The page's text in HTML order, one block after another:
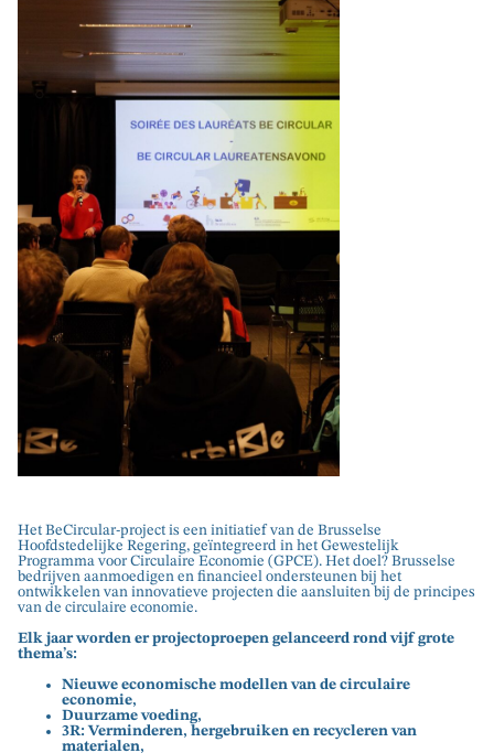
Het BeCircular-project is een initiatief van de Brusselse
Hoofdstedelijke Regering, geïntegreerd in het Gewestelijk
Programma voor Circulaire Economie (GPCE). Het doel? Brusselse
bedrijven aanmoedigen en financieel ondersteunen bij het
ontwikkelen van innovatieve projecten die aansluiten bij de principes
van de circulaire economie.
Elk jaar worden er projectoproepen gelanceerd rond vijf grote
thema’s:
Nieuwe economische modellen van de circulaire
economie,
Duurzame voeding,
3R: Verminderen, hergebruiken en recycleren van
materialen,